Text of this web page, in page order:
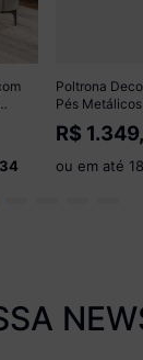
Poltrona
Pés
CR45344
R$
ou em até 18